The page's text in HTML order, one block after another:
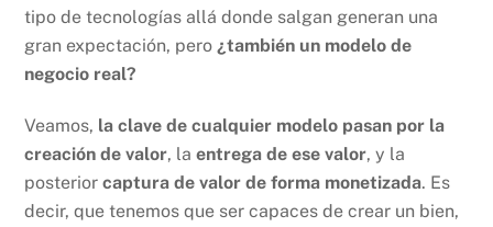
tipo de tecnologías allá donde salgan generan una
gran expectación, pero¿también un modelo de
negocio real?
Veamos, la clave de cualquier modelo pasan por la
creación de valor, laentrega de ese valor, y la
posteriorcaptura de valor de forma monetizada. Es
decir, que tenemos que ser capaces de crear un bien,